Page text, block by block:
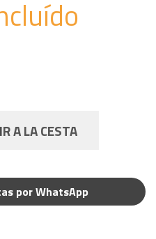
A LA CESTA
por WhatsApp